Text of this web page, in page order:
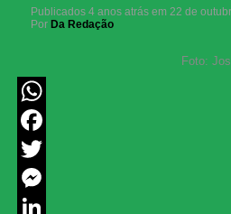
Publicados 4 anos atrás em 22 de
Por Da Redação
Foto:
WhatsApp
Facebook
Twitter
Messenger